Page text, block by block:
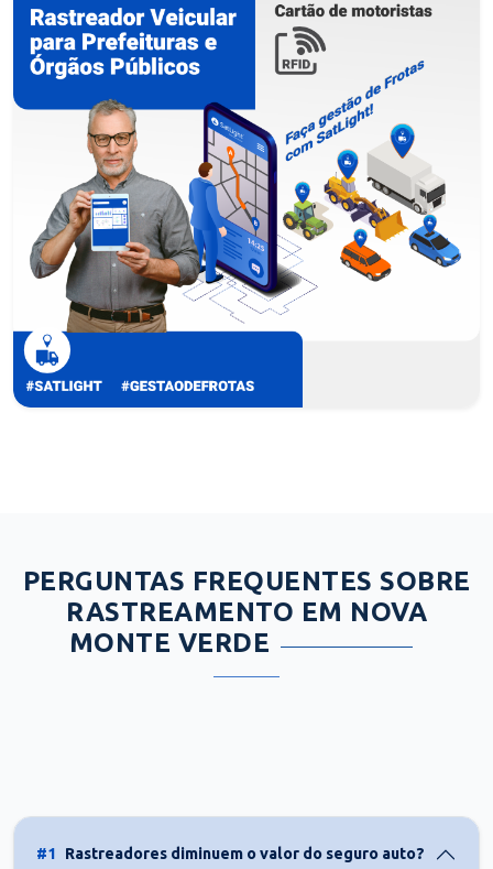
PERGUNTAS FREQUENTES SOBRE
RASTREAMENTO EM NOVA
MONTE VERDE
#1 Rastreadores diminuem o valor do seguro auto?